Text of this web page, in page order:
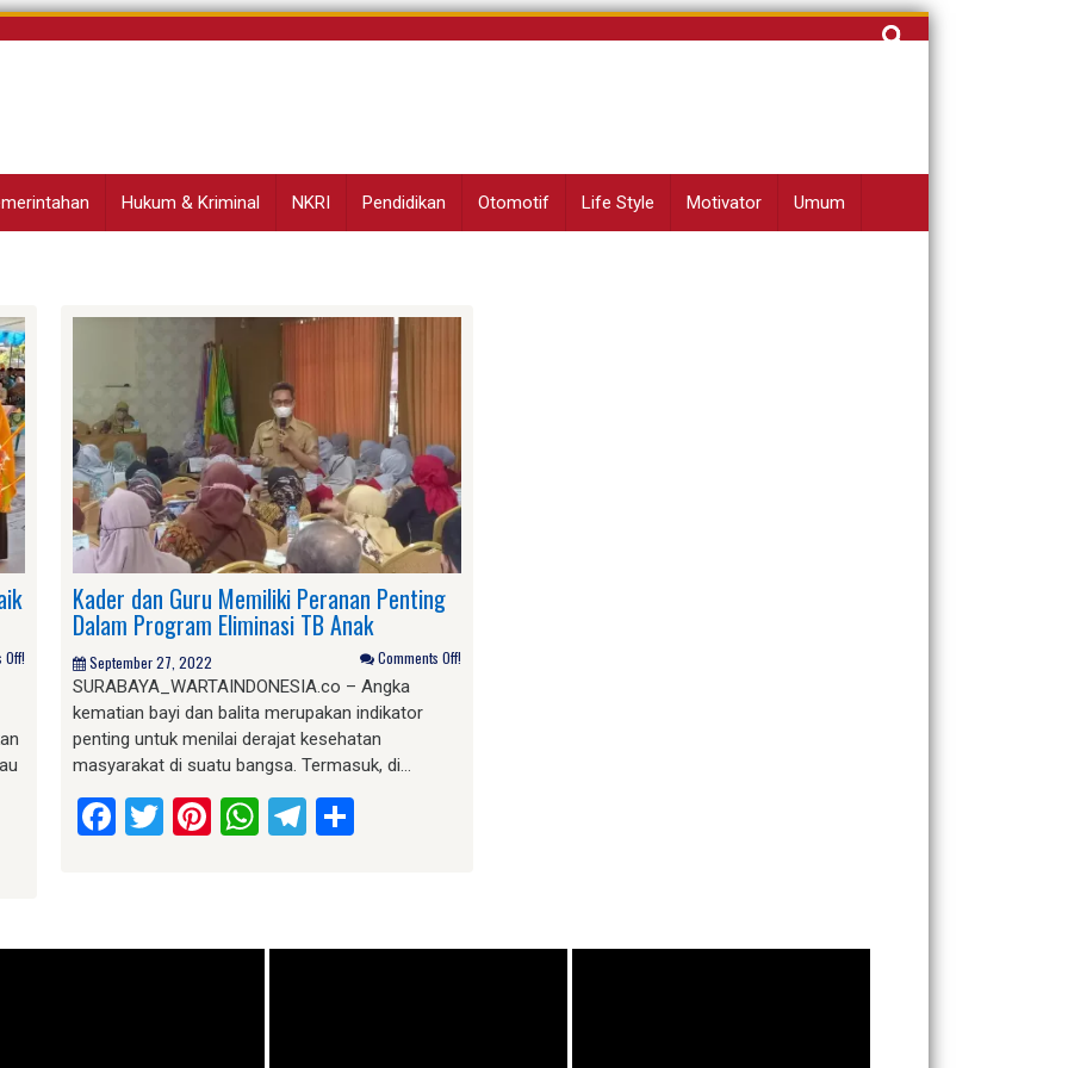
Cari
Hukum & Kriminal NKRI Pendidikan Otomotif Life Style Motivator Umum
Kader dan Guru Memiliki Peranan Penting
Dalam Program Eliminasi TB Anak
September 27, 2022 Comments Off!
SURABAYA_WARTAINDONESIA.co – Angka
kematian bayi dan balita merupakan indikator
penting untuk menilai derajat kesehatan
masyarakat di suatu bangsa. Termasuk, di…
Facebook
Twitter
Pinterest
WhatsApp
Telegram
Share